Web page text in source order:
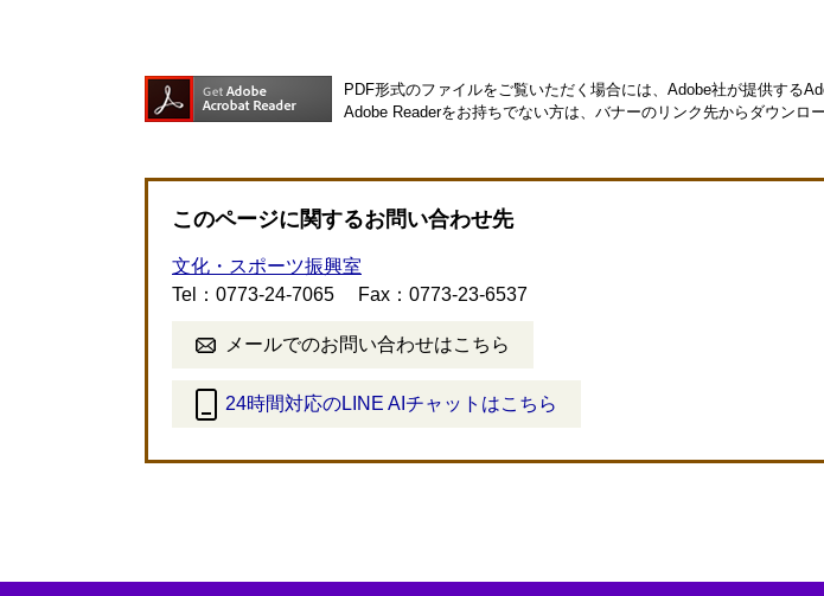
PDF形式のファイルをご覧いただく場合には、Adobe社が提供する
Adobe Readerをお持ちでない方は、バナーのリンク先からダウンロ
このページに関するお問い合わせ先
文化・スポーツ振興室
Tel：0773-24-7065
Fax：0773-23-6537
メールでのお問い合わせはこちら
24時間対応のLINE AIチャットはこちら
外
ク